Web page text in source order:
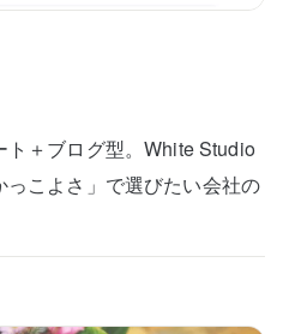
＋ブログ型。White Studio
こよさ」で選びたい会社の